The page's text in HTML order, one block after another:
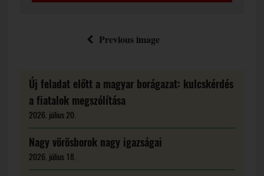
Previous image
Új feladat előtt a magyar borágazat: kulcskérdés
a fiatalok megszólítása
2026. július 20.
Nagy vörösborok nagy igazságai
2026. július 18.